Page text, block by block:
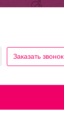
Заказать звонок